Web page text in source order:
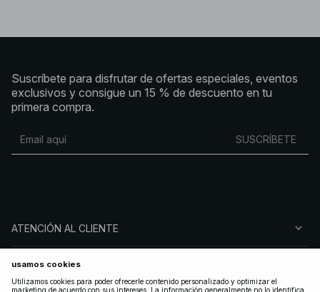
Suscríbete para disfrutar de ofertas especiales, eventos
exclusivos y consigue un 15 % de descuento en tu
primera compra.
SUSCRÍBETE
ATENCIÓN AL CLIENTE
SOBRE NA-KD